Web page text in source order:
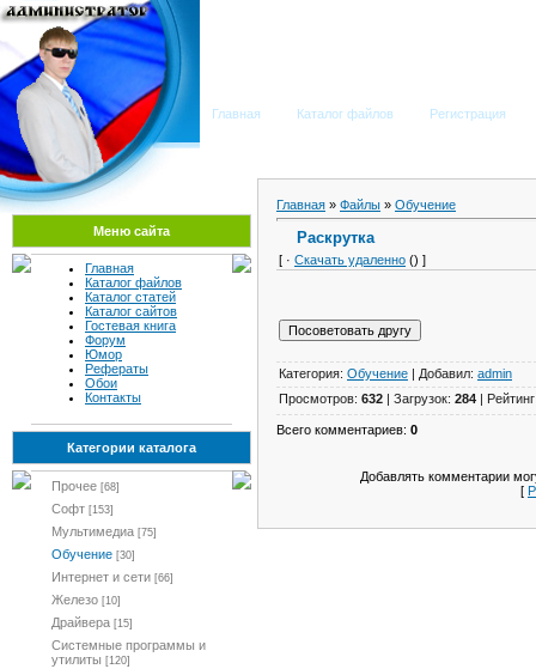
Главная Каталог файлов Регистрация
Меню сайта
Главная
Каталог файлов
Каталог статей
Каталог сайтов
Гостевая книга
Форум
Юмор
Рефераты
Обои
Контакты
Категории каталога
Прочее [68]
Софт [153]
Мультимедиа [75]
Обучение [30]
Интернет и сети [66]
Железо [10]
Драйвера [15]
Системные программы и
утилиты [120]
Главная » Файлы » Обучение
Раскрутка
[ · Скачать удаленно () ]
Категория: Обучение | Добавил: admin
Просмотров: 632 | Загрузок: 284 |
Всего комментариев: 0
Добавлять комментарии
[